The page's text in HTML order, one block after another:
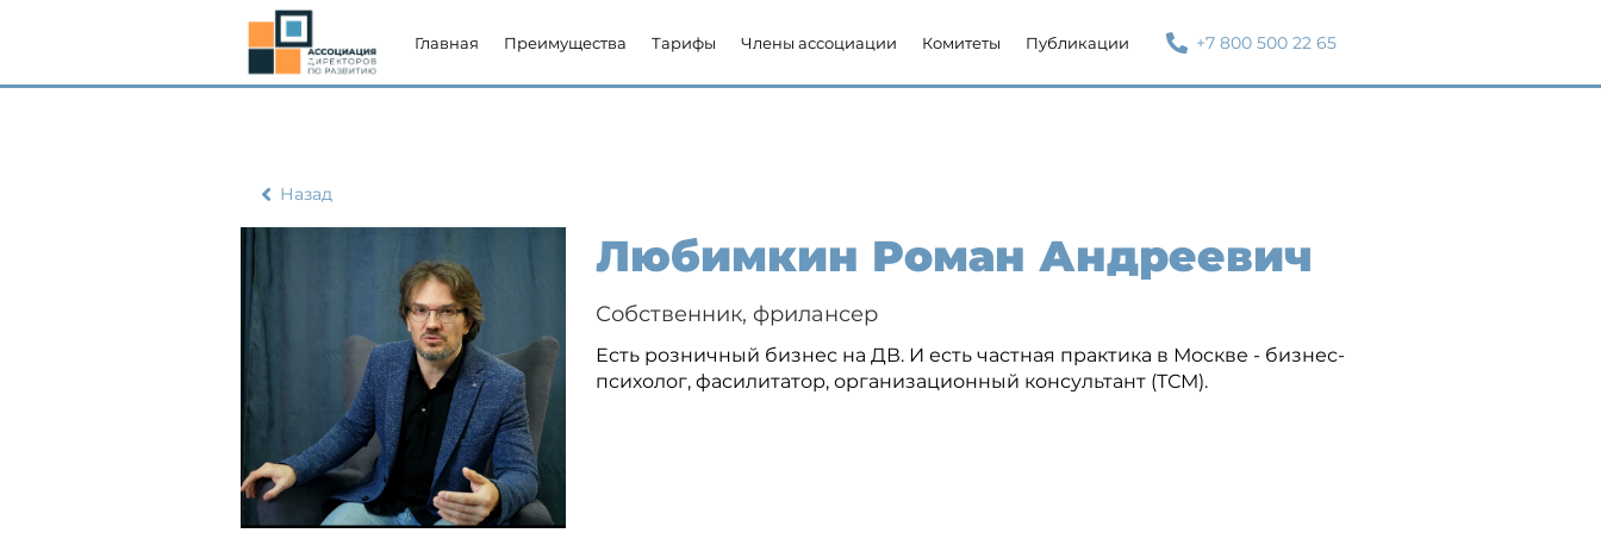
Главная Преимущества Тарифы Члены ассоциации Комитеты Публикации +7 800 500 22 65
Назад
Любимкин Роман Андреевич
Собственник, фрилансер
Есть розничный бизнес на ДВ. И есть частная практика в Москве - бизнес-
психолог, фасилитатор, организационный консультант (ТСМ).